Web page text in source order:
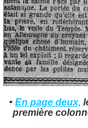
• En page deux,
première